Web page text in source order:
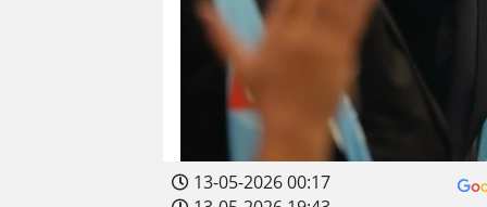
13-05-2026 00:17